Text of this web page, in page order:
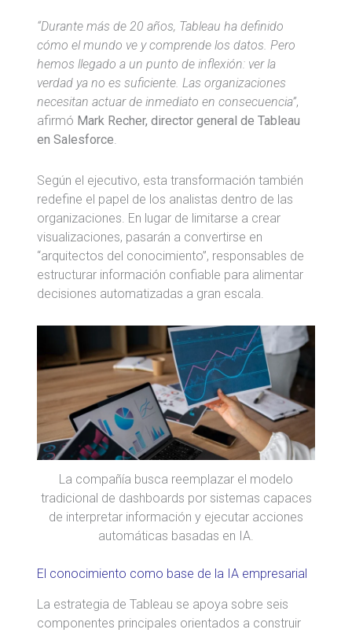
“Durante más de 20 años, Tableau ha definido
cómo el mundo ve y comprende los datos. Pero
hemos llegado a un punto de inflexión: ver la
verdad ya no es suficiente. Las organizaciones
necesitan actuar de inmediato en consecuencia”,
afirmó Mark Recher, director general de Tableau
enSalesforce.
Según el ejecutivo, esta transformación también
redefine el papel de los analistas dentro de las
organizaciones. En lugar de limitarse a crear
visualizaciones, pasarán a convertirse en
“arquitectos del conocimiento”, responsables de
estructurar información confiable para alimentar
decisiones automatizadas a gran escala.
La compañía busca reemplazar el modelo
tradicional de dashboards por sistemas capaces
de interpretar información y ejecutar acciones
automáticas basadas en IA.
El conocimiento como base de la IA empresarial
La estrategia de Tableau se apoya sobre seis
componentes principales orientados a construir